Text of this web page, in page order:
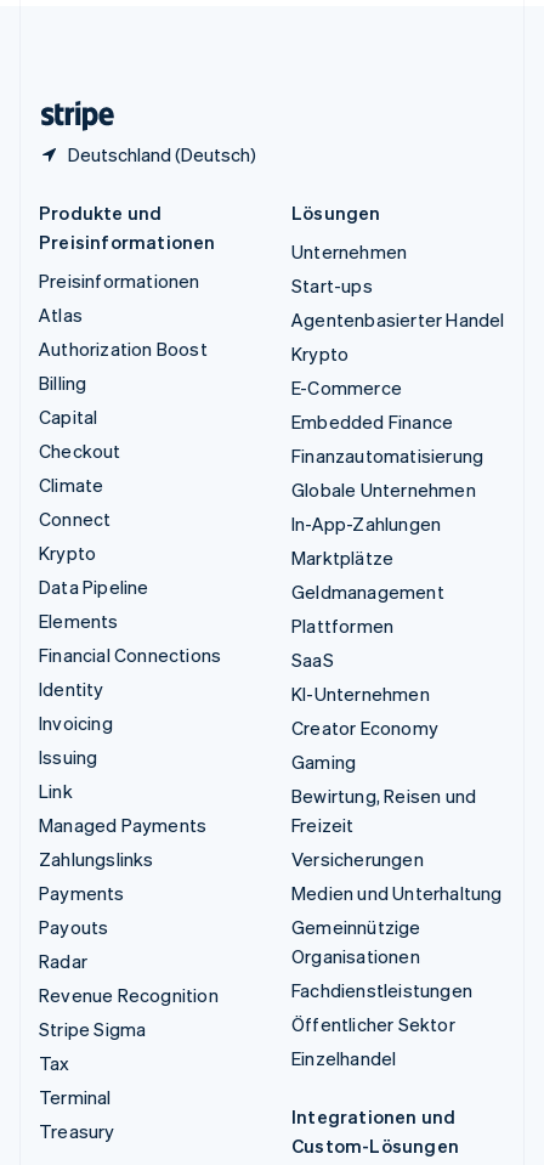
Deutschland (Deutsch)
Produkte und
Preisinformationen
Preisinformationen
Atlas
Authorization Boost
Billing
Capital
Checkout
Climate
Connect
Krypto
Data Pipeline
Elements
Financial Connections
Identity
Invoicing
Issuing
Link
Managed Payments
Zahlungslinks
Payments
Payouts
Radar
Revenue Recognition
Stripe Sigma
Tax
Terminal
Treasury
Lösungen
Unternehmen
Start-ups
Agentenbasierter Handel
Krypto
E-Commerce
Embedded Finance
Finanzautomatisierung
Globale Unternehmen
In-App-Zahlungen
Marktplätze
Geldmanagement
Plattformen
SaaS
KI-Unternehmen
Creator Economy
Gaming
Bewirtung, Reisen und
Freizeit
Versicherungen
Medien und Unterhaltung
Gemeinnützige
Organisationen
Fachdienstleistungen
Öffentlicher Sektor
Einzelhandel
Integrationen und
Custom-Lösungen